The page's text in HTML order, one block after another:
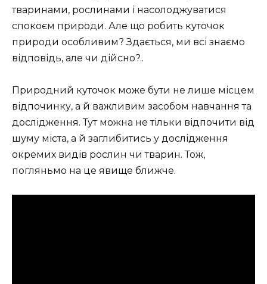
тваринами, рослинами і насолоджуватися
спокоєм природи. Але що робить куточок
природи особливим? Здається, ми всі знаємо
відповідь, але чи дійсно?..
Природний куточок може бути не лише місцем
відпочинку, а й важливим засобом навчання та
дослідження. Тут можна не тільки відпочити від
шуму міста, а й заглибитись у дослідження
окремих видів рослин чи тварин. Тож,
погляньмо на це явище ближче.